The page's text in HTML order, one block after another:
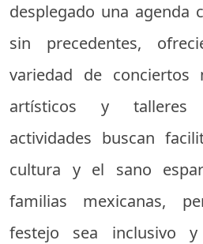
desplegado una agenda
sin precedentes,
variedad de conciertos
artísticos y talleres
actividades buscan
cultura y el sano
familias mexicanas,
festejo sea inclusivo